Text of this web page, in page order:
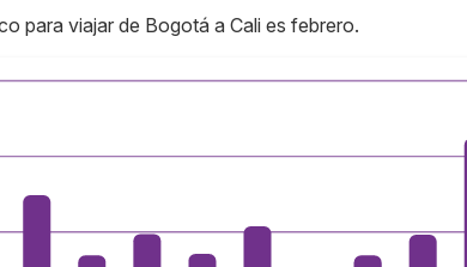
para viajar de Bogotá a Cali es febrero.